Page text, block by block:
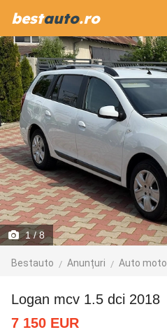
bestauto.ro
1/ 8
Bestauto Anunțuri Auto moto
Logan mcv 1.5 dci 2018
7 150 EUR